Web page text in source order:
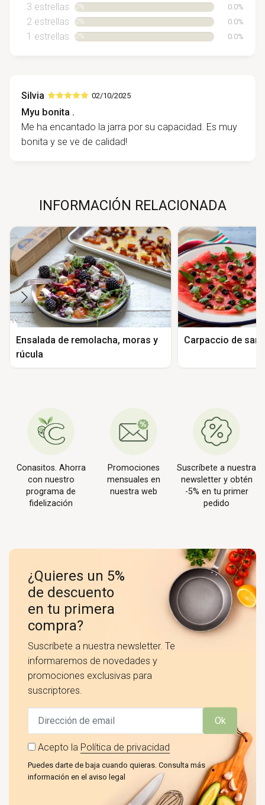
3 estrellas 0% 0.0%
2 estrellas 0% 0.0%
1 estrellas 0% 0.0%
Silvia 02/10/2025
Myu bonita .
Me ha encantado la jarra por su capacidad. Es muy
bonita y se ve de calidad!
INFORMACIÓN RELACIONADA
Ensalada de remolacha, moras y
rúcula
Carpaccio de
Conasitos. Ahorra
con nuestro
programa de
fidelización
Promociones
mensuales en
nuestra web
Suscríbete a nuestra
newsletter y obtén
-5% en tu primer
pedido
¿Quieres un 5%
de descuento
en tu primera
compra?
Suscríbete a nuestra newsletter. Te
informaremos de novedades y
promociones exclusivas para
suscriptores.
Ok
Acepto la Política de privacidad
Puedes darte de baja cuando quieras. Consulta más
información en el aviso legal